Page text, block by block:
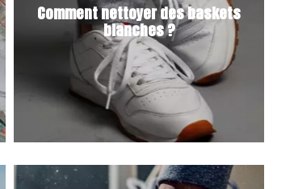
Comment nettoyer des baskets
blanches ?